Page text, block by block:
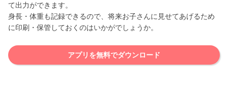
て出力ができます。
身長・体重も記録できるので、将来お子さんに見せてあげるため
に印刷・保管しておくのはいかがでしょうか。
アプリを無料でダウンロード